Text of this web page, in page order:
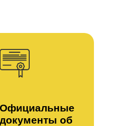
Официальные
документы об